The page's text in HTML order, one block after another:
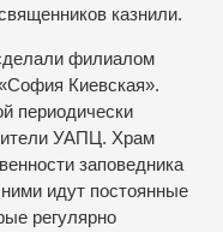
казнили.
филиалом
Киевская».
периодически
УАПЦ. Храм
заповедника
идут постоянные
регулярно